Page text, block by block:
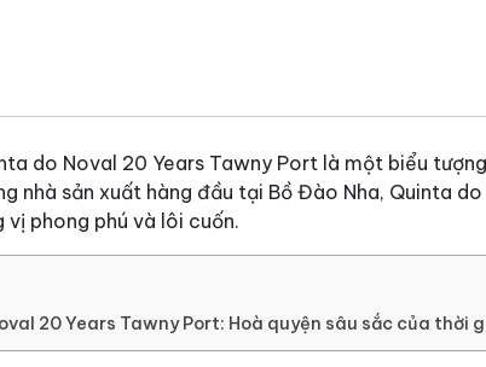
do Noval 20 Years Tawny Port là một biểu
nhà sản xuất hàng đầu tại Bồ Đào Nha, Quinta
vị phong phú và lôi cuốn.
20 Years Tawny Port: Hoà quyện sâu sắc của thời